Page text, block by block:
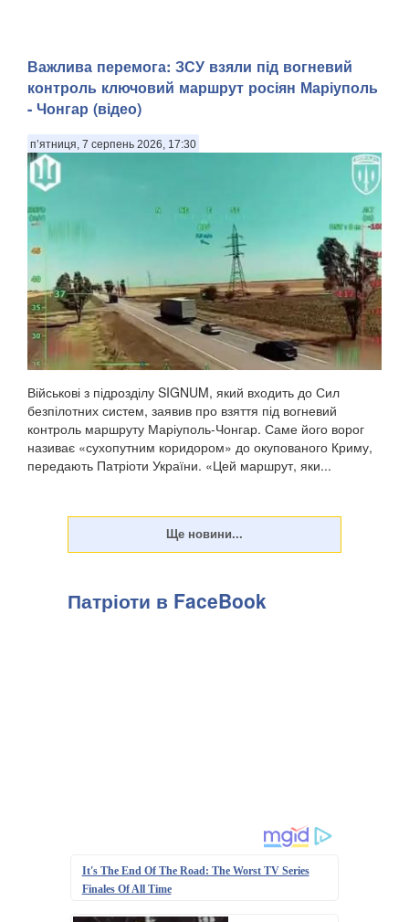
Важлива перемога: ЗСУ взяли під вогневий
контроль ключовий маршрут росіян Маріуполь
- Чонгар (відео)
п’ятниця, 7 серпень 2026, 17:30
Військові з підрозділу SIGNUM, який входить до Сил
безпілотних систем, заявив про взяття під вогневий
контроль маршруту Маріуполь-Чонгар. Саме його ворог
називає «сухопутним коридором» до окупованого Криму,
передають Патріоти України. «Цей маршрут, яки...
Патріоти в FaceBook
It's The End Of The Road: The Worst TV Series
Finales Of All Time